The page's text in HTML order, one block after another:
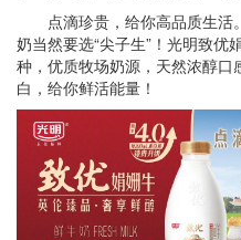
点滴珍贵，给你高品质生
奶当然要选“尖子生”！光明致优
种，优质牧场奶源，天然浓醇
白，给你鲜活能量！